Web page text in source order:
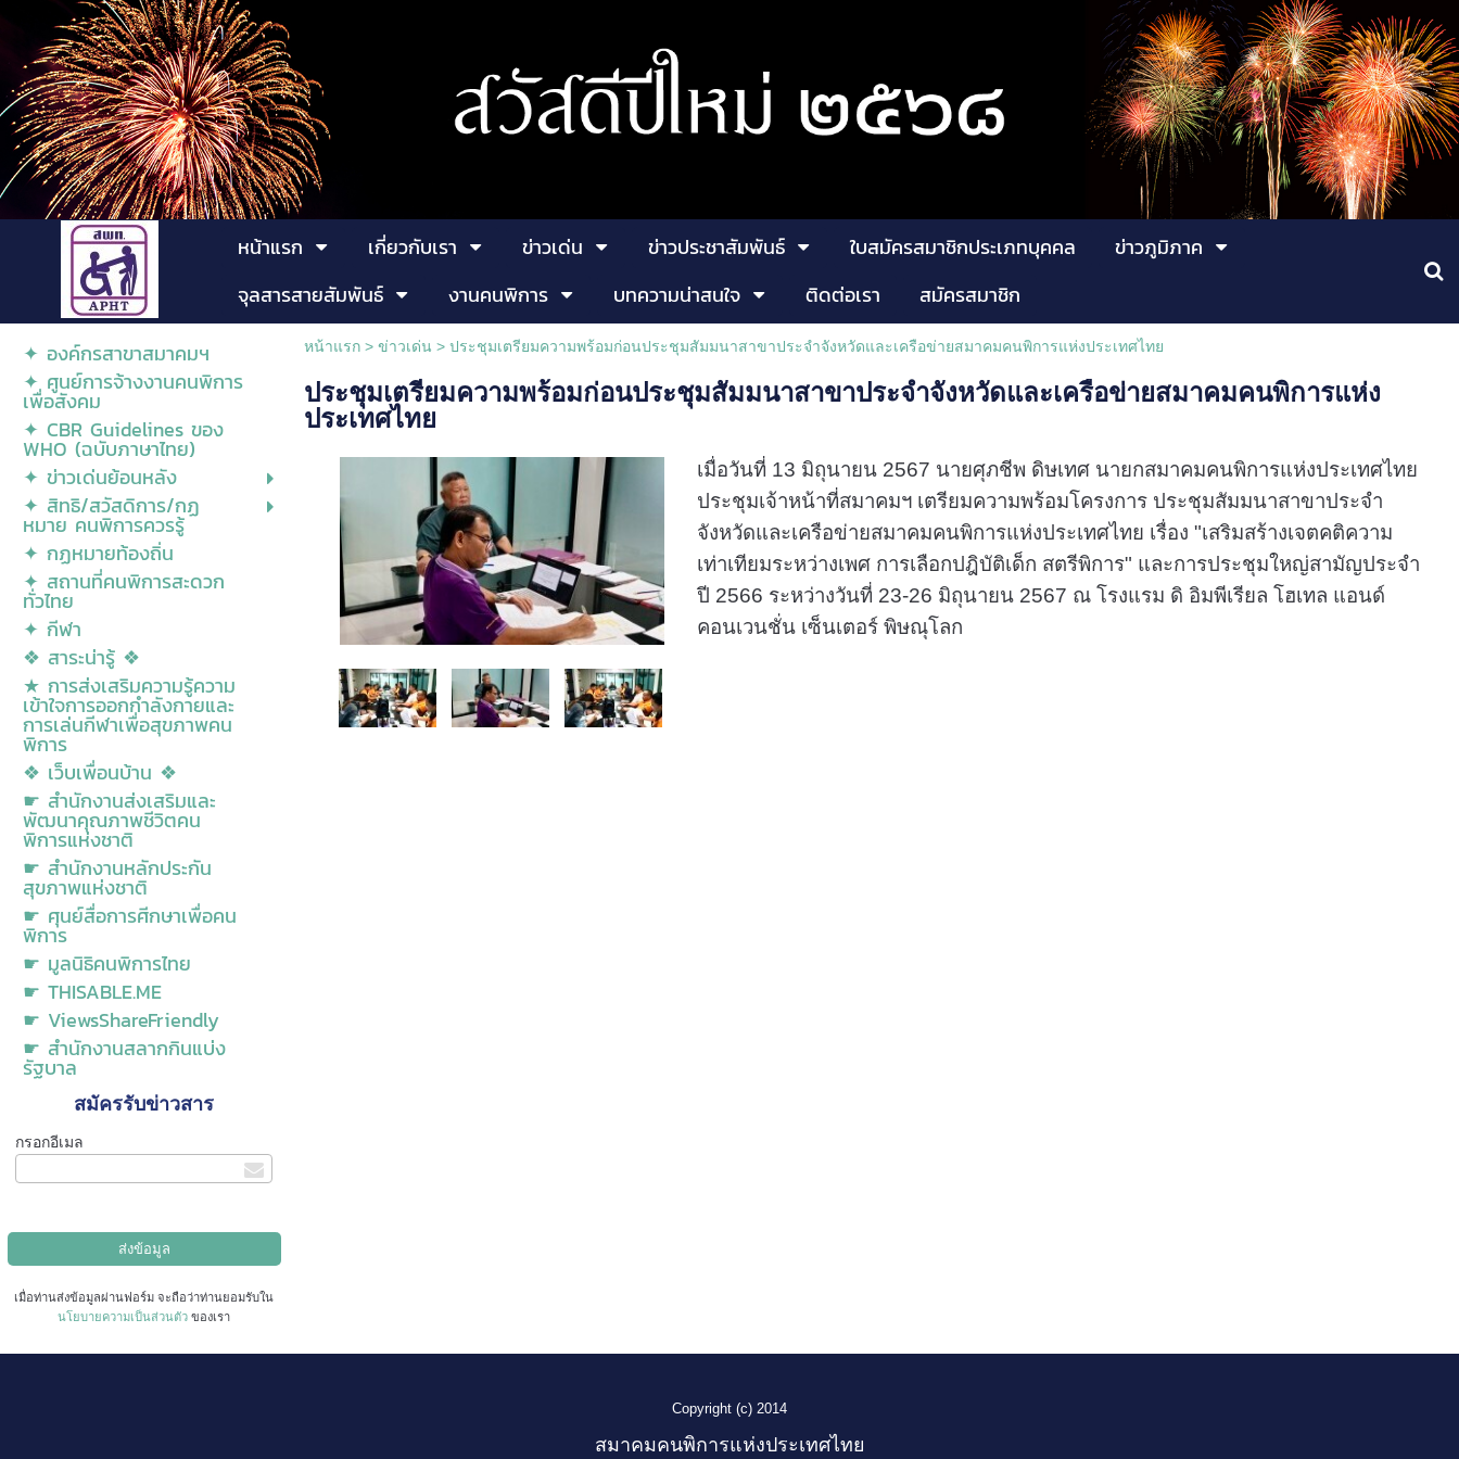
หน้าแรก เกี่ยวกับเรา ข่าวเด่น ข่าวประชาสัมพันธ์ ใบสมัครสมาชิกประเภทบุคคล
ข่าวภูมิภาค
จุลสารสายสัมพันธ์
งานคนพิการ บทความน่าสนใจ ติดต่อเรา
สมัครสมาชิก
✦ องค์กรสาขาสมาคมฯ
✦ ศูนย์การจ้างงานคนพิการ
เพื่อสังคม
✦ CBR Guidelines ของ
WHO (ฉบับภาษาไทย)
✦ ข่าวเด่นย้อนหลัง
✦ สิทธิ/สวัสดิการ/กฏ
หมาย คนพิการควรรู้
✦ กฏหมายท้องถิ่น
✦ สถานที่คนพิการสะดวก
ทั่วไทย
✦ กีฬา
❖ สาระน่ารู้ ❖
★ การส่งเสริมความรู้ความ
เข้าใจการออกกำลังกายและ
การเล่นกีฬาเพื่อสุขภาพคน
พิการ
❖ เว็บเพื่อนบ้าน ❖
☛ สำนักงานส่งเสริมและ
พัฒนาคุณภาพชีวิตคน
พิการแห่งชาติ
☛ สำนักงานหลักประกัน
สุขภาพแห่งชาติ
☛ ศุนย์สื่อการศีกษาเพื่อคน
พิการ
☛ มูลนิธิคนพิการไทย
☛ THISABLE.ME
☛ ViewsShareFriendly
☛ สำนักงานสลากกินแบ่ง
รัฐบาล
สมัครรับข่าวสาร
กรอกอีเมล
เมื่อท่านส่งข้อมูลผ่านฟอร์ม จะถือว่าท่านยอมรับใน
นโยบายความเป็นส่วนตัว ของเรา
หน้าแรก> ข่าวเด่น > ประชุมเตรียมความพร้อมก่อนประชุมสัมมนาสาขาประจำจังหวัดและเครือข่ายสมาคมคนพิการแห่งประเทศไทย
ประชุมเตรียมความพร้อมก่อนประชุมสัมมนาสาขาประจำจังหวัดและเครือข่ายสมาคมคนพิการแห่ง
ประเทศไทย
เมื่อวันที่ 13 มิถุนายน 2567 นายศุภชีพ ดิษเทศ นายกสมาคมคนพิการแห่งประเทศไทย
ประชุมเจ้าหน้าที่สมาคมฯ เตรียมความพร้อมโครงการ ประชุมสัมมนาสาขาประจำ
จังหวัดและเครือข่ายสมาคมคนพิการแห่งประเทศไทย เรื่อง "เสริมสร้างเจตคติความ
เท่าเทียมระหว่างเพศ การเลือกปฎิบัติเด็ก สตรีพิการ" และการประชุมใหญ่สามัญประจำ
ปี 2566 ระหว่างวันที่ 23-26 มิถุนายน 2567 ณ โรงแรม ดิ อิมพีเรียล โฮเทล แอนด์
คอนเวนชั่น เซ็นเตอร์ พิษณุโลก
Copyright (c) 2014
สมาคมคนพิการแห่งประเทศไทย